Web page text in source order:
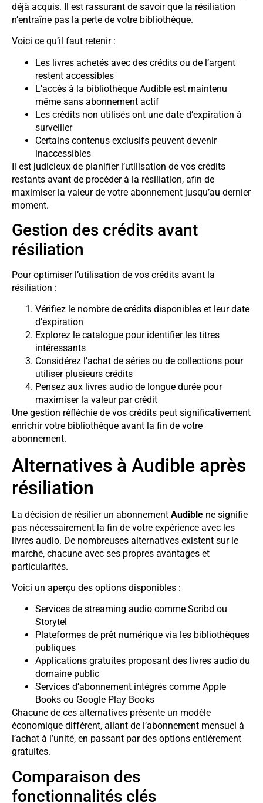
déjà acquis. Il est rassurant de savoir que la résiliation
n’entraîne pas la perte de votre bibliothèque.
Voici ce qu’il faut retenir :
Les livres achetés avec des crédits ou de l’argent
restent accessibles
L’accès à la bibliothèque Audible est maintenu
même sans abonnement actif
Les crédits non utilisés ont une date d’expiration à
surveiller
Certains contenus exclusifs peuvent devenir
inaccessibles
Il est judicieux de planifier l’utilisation de vos crédits
restants avant de procéder à la résiliation, afin de
maximiser la valeur de votre abonnement jusqu’au dernier
moment.
Gestion des crédits avant
résiliation
Pour optimiser l’utilisation de vos crédits avant la
résiliation :
Vérifiez le nombre de crédits disponibles et leur date
d’expiration
Explorez le catalogue pour identifier les titres
intéressants
Considérez l’achat de séries ou de collections pour
utiliser plusieurs crédits
Pensez aux livres audio de longue durée pour
maximiser la valeur par crédit
Une gestion réfléchie de vos crédits peut significativement
enrichir votre bibliothèque avant la fin de votre
abonnement.
Alternatives à Audible après
résiliation
La décision de résilier un abonnement Audible ne signifie
pas nécessairement la fin de votre expérience avec les
livres audio. De nombreuses alternatives existent sur le
marché, chacune avec ses propres avantages et
particularités.
Voici un aperçu des options disponibles :
Services de streaming audio comme Scribd ou
Storytel
Plateformes de prêt numérique via les bibliothèques
publiques
Applications gratuites proposant des livres audio du
domaine public
Services d’abonnement intégrés comme Apple
Books ou Google Play Books
Chacune de ces alternatives présente un modèle
économique différent, allant de l’abonnement mensuel à
l’achat à l’unité, en passant par des options entièrement
gratuites.
Comparaison des
fonctionnalités clés